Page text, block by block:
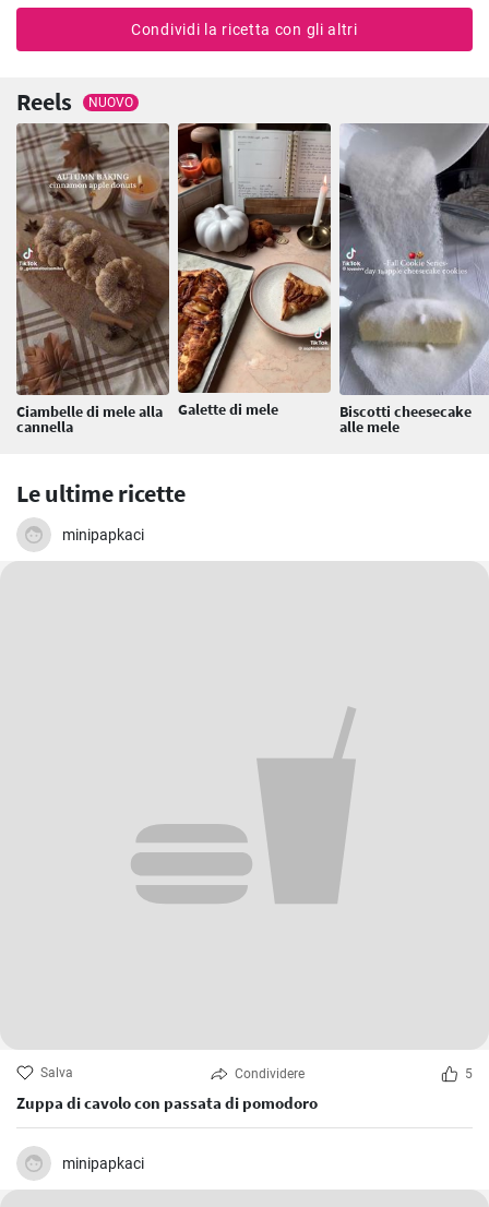
Condividi la ricetta con gli altri
Reels NUOVO
Ciambelle di mele alla
cannella
Galette di mele Biscotti cheesecake
alle mele
Le ultime ricette
minipapkaci
Salva Condividere 5
Zuppa di cavolo con passata di pomodoro
minipapkaci